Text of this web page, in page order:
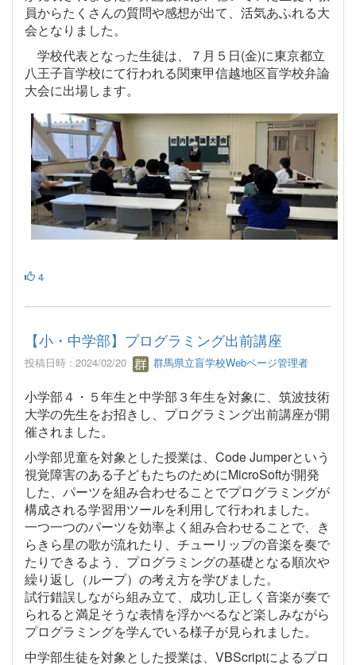
員からたくさんの質問や感想が出て、活気あふれる大
会となりました。
学校代表となった生徒は、７月５日(金)に東京都立
八王子盲学校にて行われる関東甲信越地区盲学校弁論
大会に出場します。
4
【小・中学部】プログラミング出前講座
投稿日時 : 2024/02/20 群馬県立盲学校Webページ管理者
小学部４・５年生と中学部３年生を対象に、筑波技術
大学の先生をお招きし、プログラミング出前講座が開
催されました。
小学部児童を対象とした授業は、Code Jumperという
視覚障害のある子どもたちのためにMicroSoftが開発
した、パーツを組み合わせることでプログラミングが
構成される学習用ツールを利用して行われました。
一つ一つのパーツを効率よく組み合わせることで、き
らきら星の歌が流れたり、チューリップの音楽を奏で
たりできるよう、プログラミングの基礎となる順次や
繰り返し（ループ）の考え方を学びました。
試行錯誤しながら組み立て、成功し正しく音楽が奏で
られると満足そうな表情を浮かべるなど楽しみながら
プログラミングを学んでいる様子が見られました。
中学部生徒を対象とした授業は、VBScriptによるプロ